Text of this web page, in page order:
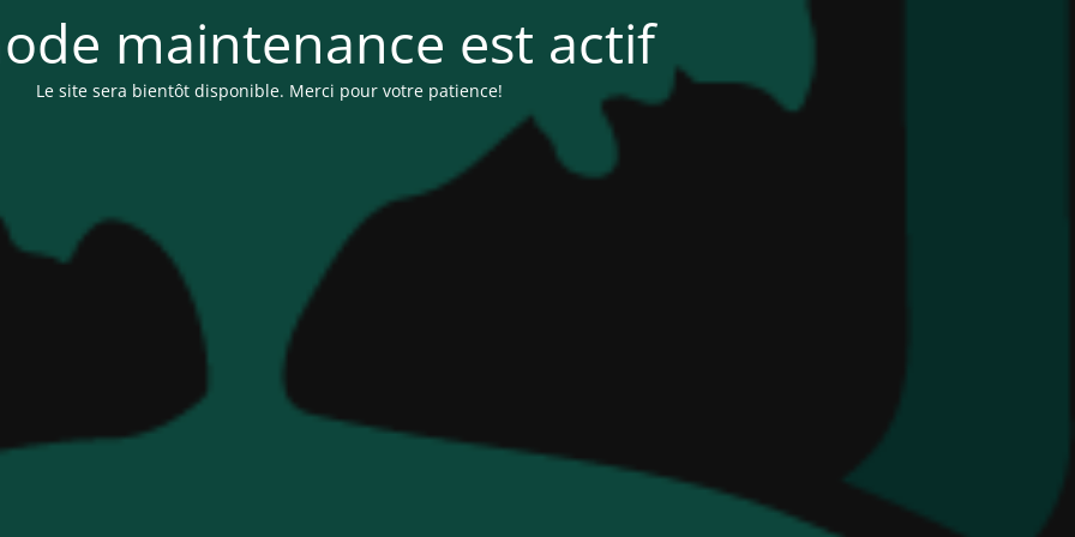
maintenance est actif
Le site sera bientôt disponible. Merci pour votre patience!